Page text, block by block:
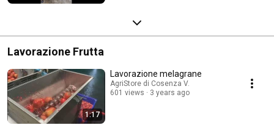
Lavorazione Frutta
1:17
Lavorazione melagrane
AgriStore di Cosenza V.
601 views
3 years ago